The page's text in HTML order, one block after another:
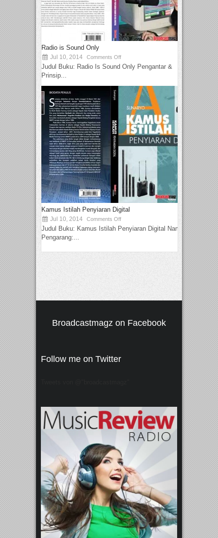
Radio is Sound Only
Jul 10, 2014 Comments Off
Judul Buku: Radio Is Sound Only Pengantar &
Prinsip...
Kamus Istilah Penyiaran Digital
Jul 10, 2014 Comments Off
Judul Buku: Kamus Istilah Penyiaran Digital Nama
Pengarang:...
Broadcastmagz on Facebook
Follow me on Twitter